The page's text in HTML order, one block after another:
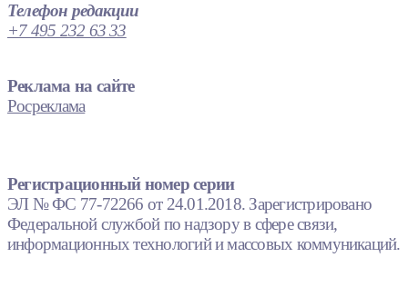
Телефон редакции
+7 495 232 63 33
Реклама на сайте
Росреклама
Регистрационный номер серии
ЭЛ № ФС 77-72266 от 24.01.2018. Зарегистрировано
Федеральной службой по надзору в сфере связи,
информационных технологий и массовых коммуникаций.